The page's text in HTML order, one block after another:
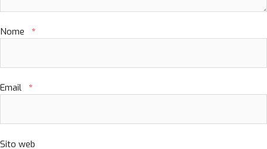
Nome *
Email *
Sito web